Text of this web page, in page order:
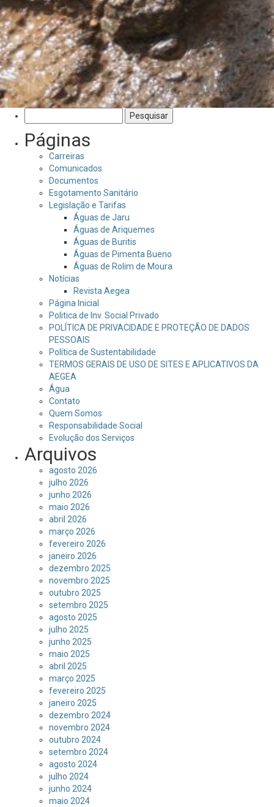
por:
Páginas
Carreiras
Comunicados
Documentos
Esgotamento Sanitário
Legislação e Tarifas
Águas de Jaru
Águas de Ariquemes
Águas de Buritis
Águas de Pimenta Bueno
Águas de Rolim de Moura
Notícias
Revista Aegea
Página Inicial
Politica de Inv. Social Privado
POLÍTICA DE PRIVACIDADE E PROTEÇÃO DE DADOS
PESSOAIS
Política de Sustentabilidade
TERMOS GERAIS DE USO DE SITES E APLICATIVOS DA
AEGEA
Água
Contato
Quem Somos
Responsabilidade Social
Evolução dos Serviços
Arquivos
agosto 2026
julho 2026
junho 2026
maio 2026
abril 2026
março 2026
fevereiro 2026
janeiro 2026
dezembro 2025
novembro 2025
outubro 2025
setembro 2025
agosto 2025
julho 2025
junho 2025
maio 2025
abril 2025
março 2025
fevereiro 2025
janeiro 2025
dezembro 2024
novembro 2024
outubro 2024
setembro 2024
agosto 2024
julho 2024
junho 2024
maio 2024